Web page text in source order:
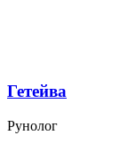
Гетейва
Рунолог